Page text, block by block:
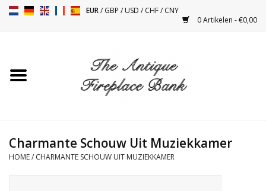
EUR/GBP /USD /CHF/CNY
0 Artikelen - €0,00
Toebehoren
Charmante Schouw Uit Muziekkamer
HOME/ CHARMANTE SCHOUW UIT MUZIEKKAMER